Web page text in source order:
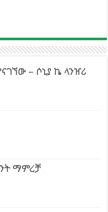
– ሶኒያ ኬ ላንዠሪ
ማምረቻ